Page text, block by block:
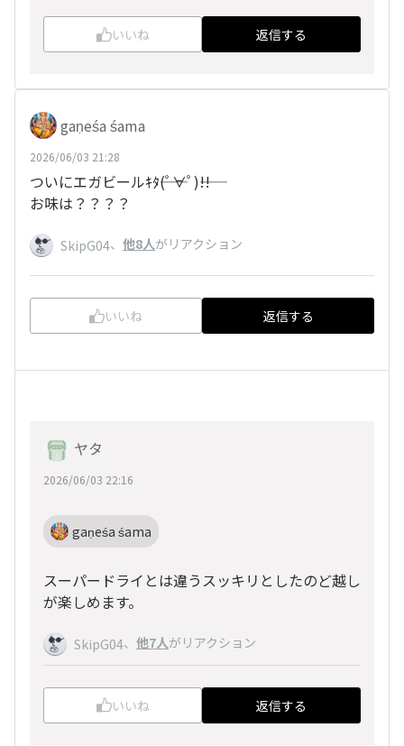
いいね 返信する
gaṇeśa śama
2026/06/03 21:28
ついにエガビールｷﾀ――(ﾟ∀ﾟ)――!!
お味は？？？？
SkipG04、 他8人がリアクション
いいね 返信する
ヤタ
2026/06/03 22:16
gaṇeśa śama
スーパードライとは違うスッキリとしたのど越し
が楽しめます。
SkipG04、 他7人がリアクション
いいね 返信する